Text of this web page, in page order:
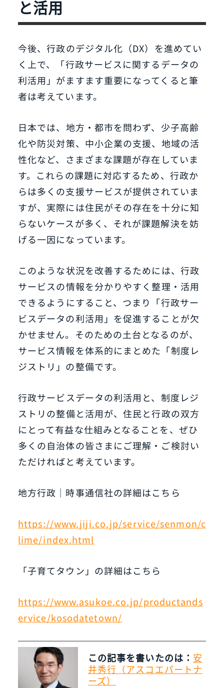
と活用
今後、行政のデジタル化（DX）を進めてい
く上で、「行政サービスに関するデータの
利活用」がますます重要になってくると筆
者は考えています。
日本では、地方・都市を問わず、少子高齢
化や防災対策、中小企業の支援、地域の活
性化など、さまざまな課題が存在していま
す。これらの課題に対応するため、行政か
らは多くの支援サービスが提供されていま
すが、実際には住民がその存在を十分に知
らないケースが多く、それが課題解決を妨
げる一因になっています。
このような状況を改善するためには、行政
サービスの情報を分かりやすく整理・活用
できるようにすること、つまり「行政サー
ビスデータの利活用」を促進することが欠
かせません。そのための土台となるのが、
サービス情報を体系的にまとめた「制度レ
ジストリ」の整備です。
行政サービスデータの利活用と、制度レジ
ストリの整備と活用が、住民と行政の双方
にとって有益な仕組みとなることを、ぜひ
多くの自治体の皆さまにご理解・ご検討い
ただければと考えています。
地方行政｜時事通信社の詳細はこちら
https://www.jiji.co.jp/service/senmon/c
lime/index.html
「子育てタウン」の詳細はこちら
https://www.asukoe.co.jp/productands
ervice/kosodatetown/
この記事を書いたのは： 安
井秀行（アスコエパートナ
ーズ）